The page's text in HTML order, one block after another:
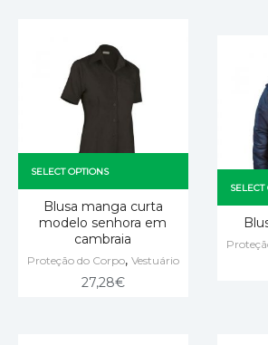
SELECT OPTIONS
Blusa manga curta
modelo senhora em
cambraia
Proteção do Corpo, Vestuário
27,28€
SELECT